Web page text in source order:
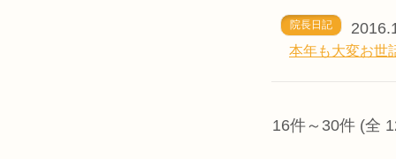
院長日記
本年も大変お世
16件～30件 (